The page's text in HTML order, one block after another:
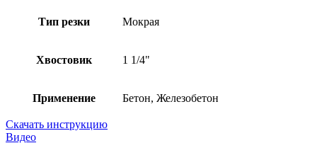
Тип резки Мокрая
Хвостовик 1 1/4"
Применение Бетон, Железобетон
Скачать инструкцию
Видео